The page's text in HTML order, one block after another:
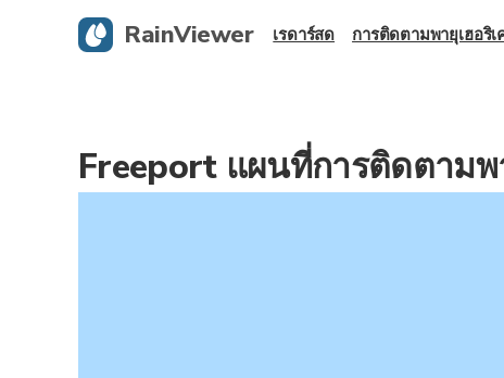
Freeport แผนที่การติดตามพ
RainViewer เรดาร์สด การติดตามพายุเฮอริเ